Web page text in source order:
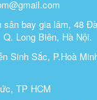
sân bay gia lâm, 48
Long Biên, Hà Nội.
Sinh Sắc, P.Hoà
TP HCM